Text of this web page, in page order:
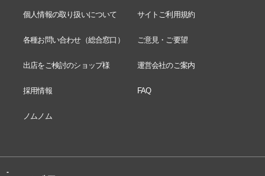
個人情報の取り扱いについて サイトご利用規約
各種お問い合わせ（総合窓口） ご意見・ご要望
出店をご検討のショップ様 運営会社のご案内
採用情報 FAQ
ノムノム
-